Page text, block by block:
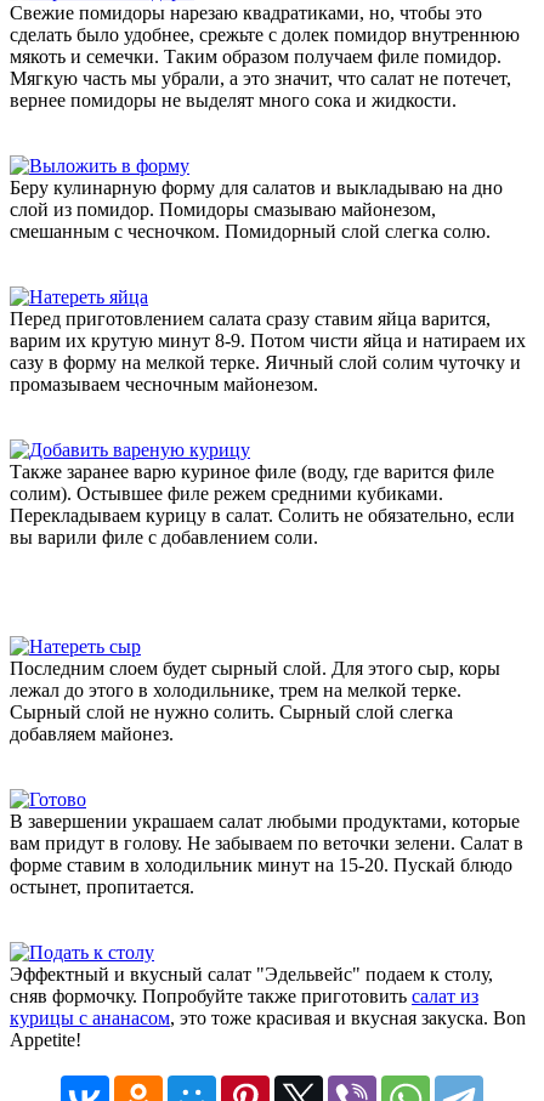
Свежие помидоры нарезаю квадратиками, но, чтобы это
сделать было удобнее, срежьте с долек помидор внутреннюю
мякоть и семечки. Таким образом получаем филе помидор.
Мягкую часть мы убрали, а это значит, что салат не потечет,
вернее помидоры не выделят много сока и жидкости.
Беру кулинарную форму для салатов и выкладываю на дно
слой из помидор. Помидоры смазываю майонезом,
смешанным с чесночком. Помидорный слой слегка солю.
Перед приготовлением салата сразу ставим яйца варится,
варим их крутую минут 8-9. Потом чисти яйца и натираем их
сазу в форму на мелкой терке. Яичный слой солим чуточку и
промазываем чесночным майонезом.
Также заранее варю куриное филе (воду, где варится филе
солим). Остывшее филе режем средними кубиками.
Перекладываем курицу в салат. Солить не обязательно, если
вы варили филе с добавлением соли.
Последним слоем будет сырный слой. Для этого сыр, коры
лежал до этого в холодильнике, трем на мелкой терке.
Сырный слой не нужно солить. Сырный слой слегка
добавляем майонез.
В завершении украшаем салат любыми продуктами, которые
вам придут в голову. Не забываем по веточки зелени. Салат в
форме ставим в холодильник минут на 15-20. Пускай блюдо
остынет, пропитается.
Эффектный и вкусный салат "Эдельвейс" подаем к столу,
сняв формочку. Попробуйте также приготовить салат из
курицы с ананасом, это тоже красивая и вкусная закуска. Bon
Appetite!